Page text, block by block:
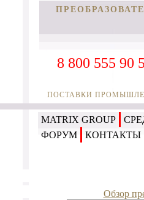
ПОСТАВКИ
8 800 555 90
MATRIX GROUP
ФОРУМ
КОНТАКТЫ
Обзор